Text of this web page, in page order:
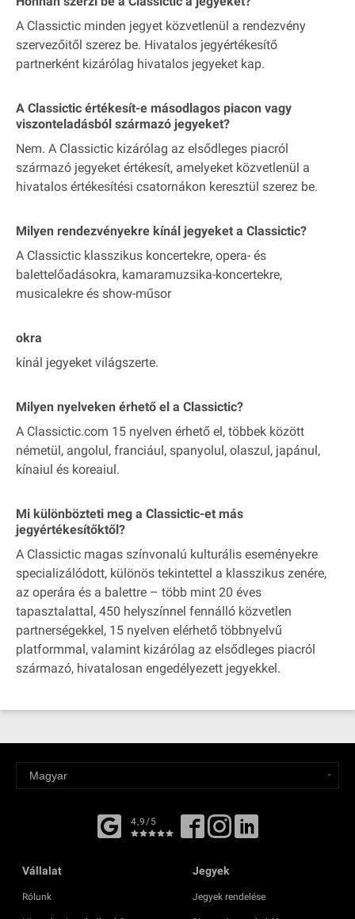
A Classictic minden jegyet közvetlenül a rendezvény
szervezőitől szerez be. Hivatalos jegyértékesítő
partnerként kizárólag hivatalos jegyeket kap.
A Classictic értékesít-e másodlagos piacon vagy
viszonteladásból származó jegyeket?
Nem. A Classictic kizárólag az elsődleges piacról
származó jegyeket értékesít, amelyeket közvetlenül a
hivatalos értékesítési csatornákon keresztül szerez be.
Milyen rendezvényekre kínál jegyeket a Classictic?
A Classictic klasszikus koncertekre, opera- és
balettelőadásokra, kamaramuzsika-koncertekre,
musicalekre és show-műsor
okra
kínál jegyeket világszerte.
Milyen nyelveken érhető el a Classictic?
A Classictic.com 15 nyelven érhető el, többek között
németül, angolul, franciául, spanyolul, olaszul, japánul,
kínaiul és koreaiul.
Mi különbözteti meg a Classictic-et más
jegyértékesítőktől?
A Classictic magas színvonalú kulturális eseményekre
specializálódott, különös tekintettel a klasszikus zenére,
az operára és a balettre – több mint 20 éves
tapasztalattal, 450 helyszínnel fennálló közvetlen
partnerségekkel, 15 nyelven elérhető többnyelvű
platformmal, valamint kizárólag az elsődleges piacról
származó, hivatalosan engedélyezett jegyekkel.
4,9/5
Vállalat
Rólunk
Jegyek
Jegyek rendelése